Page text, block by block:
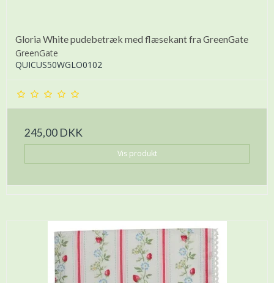
Gloria White pudebetræk med flæsekant fra GreenGate
GreenGate
QUICUS50WGLO0102
245,00 DKK
Vis produkt